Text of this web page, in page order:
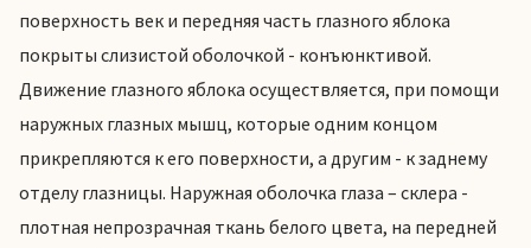
поверхность век и передняя часть глазного яблока
покрыты слизистой оболочкой - конъюнктивой.
Движение глазного яблока осуществляется, при помощи
наружных глазных мышц, которые одним концом
прикрепляются к его поверхности, а другим - к заднему
отделу глазницы. Наружная оболочка глаза – склера -
плотная непрозрачная ткань белого цвета, на передней